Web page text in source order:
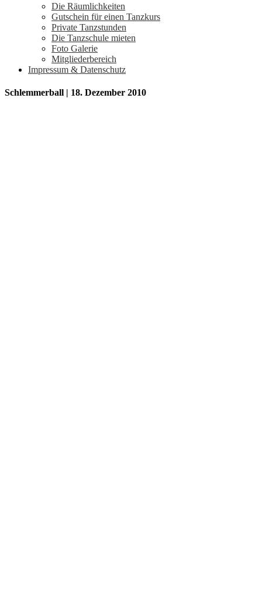
Die Räumlichkeiten
Gutschein für einen Tanzkurs
Private Tanzstunden
Die Tanzschule mieten
Foto Galerie
Mitgliederbereich
Impressum & Datenschutz
Schlemmerball | 18. Dezember 2010